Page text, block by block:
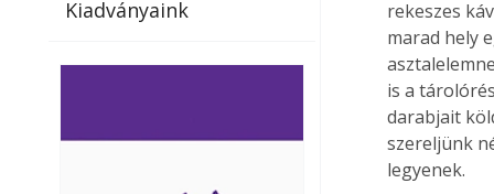
az otthonában, útközben vagy
elérhetők lapszámaink. Bárhol,
az otthonában,
nyaralás, pihenés
elérhetők
bármikor, akár
vagy dolgozva is
Ezermester
Laptapir kényelmes
mert: – t
Kiadványaink
rekeszes
marad hely
is a
darabjait
szereljünk
legyenek.